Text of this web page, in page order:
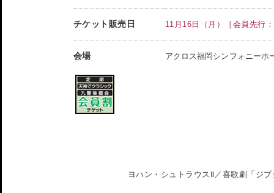
チケット販売日 11月16日（月）［会員先行
会場 アクロス福岡シンフォニーホ
ヨハン・シュトラウスⅡ／喜歌劇「ジ